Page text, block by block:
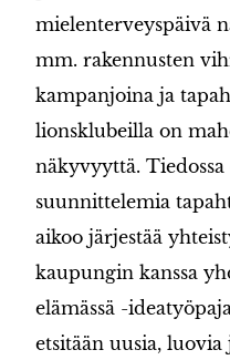
mielenterveyspäivä
mm. rakennusten
kampanjoina ja
lionsklubeilla on
näkyvyyttä.
suunnittelemia
aikoo järjestää
kaupungin kanssa
elämässä -
etsitään uusia,